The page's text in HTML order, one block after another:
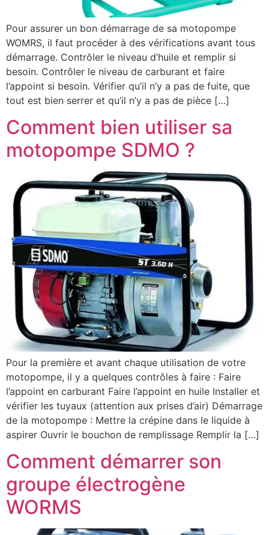
Pour assurer un bon démarrage de sa motopompe
WOMRS, il faut procéder à des vérifications avant tous
démarrage. Contrôler le niveau d’huile et remplir si
besoin. Contrôler le niveau de carburant et faire
l’appoint si besoin. Vérifier qu’il n’y a pas de fuite, que
tout est bien serrer et qu’il n’y a pas de pièce […]
Comment bien utiliser sa
motopompe SDMO ?
Pour la première et avant chaque utilisation de votre
motopompe, il y a quelques contrôles à faire : Faire
l’appoint en carburant Faire l’appoint en huile Installer et
vérifier les tuyaux (attention aux prises d’air) Démarrage
de la motopompe : Mettre la crépine dans le liquide à
aspirer Ouvrir le bouchon de remplissage Remplir la […]
Comment démarrer son
groupe électrogène
WORMS